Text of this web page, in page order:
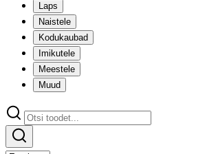
Laps
Naistele
Kodukaubad
Imikutele
Meestele
Muud